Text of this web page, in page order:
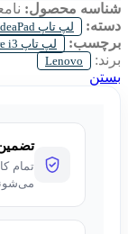
شناسه محصول:
دسته:
لپ تاپ IdeaPad
برچسب: لپ تاپ Core i3
برند: Lenovo
بستن
تمام